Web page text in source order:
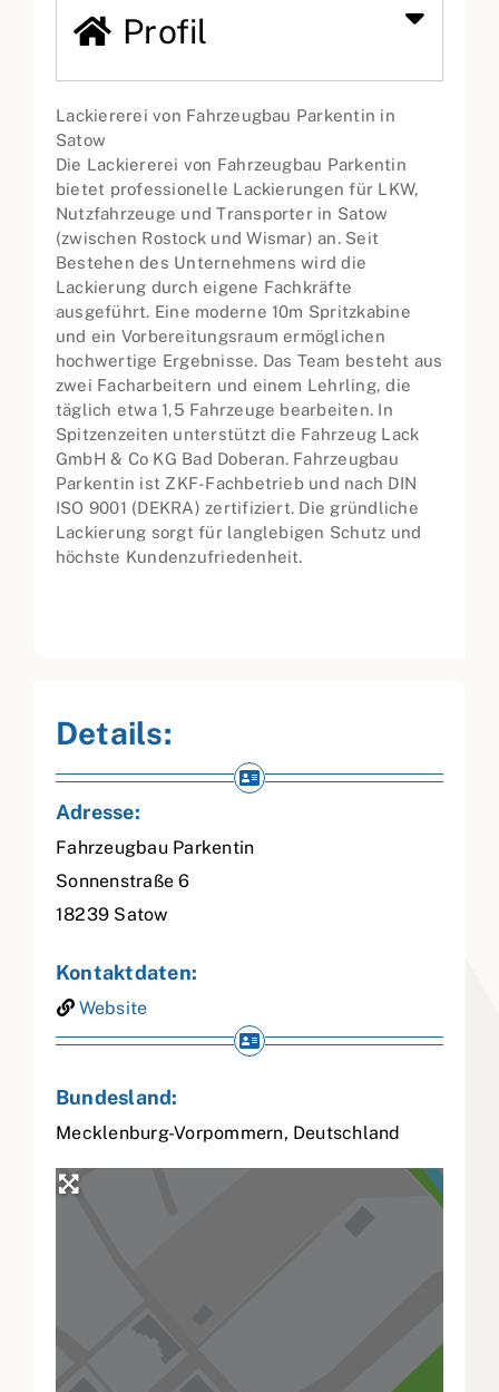
Profil
Lackiererei von Fahrzeugbau Parkentin in
Satow
Die Lackiererei von Fahrzeugbau Parkentin
bietet professionelle Lackierungen für LKW,
Nutzfahrzeuge und Transporter in Satow
(zwischen Rostock und Wismar) an. Seit
Bestehen des Unternehmens wird die
Lackierung durch eigene Fachkräfte
ausgeführt. Eine moderne 10m Spritzkabine
und ein Vorbereitungsraum ermöglichen
hochwertige Ergebnisse. Das Team besteht aus
zwei Facharbeitern und einem Lehrling, die
täglich etwa 1,5 Fahrzeuge bearbeiten. In
Spitzenzeiten unterstützt die Fahrzeug Lack
GmbH & Co KG Bad Doberan. Fahrzeugbau
Parkentin ist ZKF-Fachbetrieb und nach DIN
ISO 9001 (DEKRA) zertifiziert. Die gründliche
Lackierung sorgt für langlebigen Schutz und
höchste Kundenzufriedenheit.
Details:
Adresse:
Fahrzeugbau Parkentin
Sonnenstraße 6
18239 Satow
Kontaktdaten:
Website
Bundesland:
Mecklenburg-Vorpommern, Deutschland